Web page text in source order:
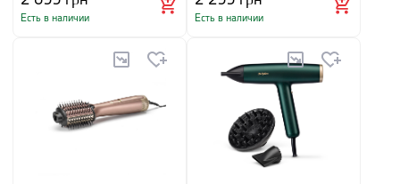
Есть в наличии Есть в наличии